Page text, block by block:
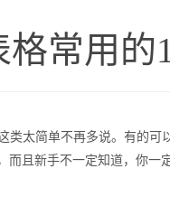
格常用的
类太简单不再多说。有的
且新手不一定知道，你一